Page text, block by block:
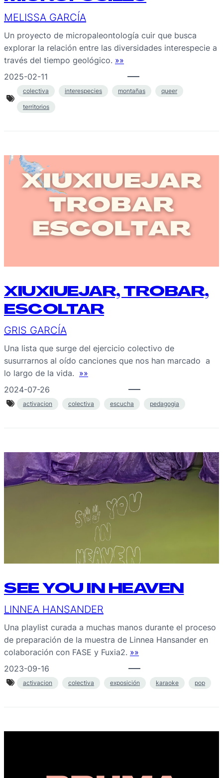
MELISSA GARCÍA
Un proyecto de micropaleontología cuir que busca
explorar la relación entre las diversidades interespecie a
través del tiempo geológico. »»
2025-02-11
colectiva interespecies montañas queer
territorios
XIUXIUEJAR, TROBAR,
ESCOLTAR
GRIS GARCÍA
Una lista que surge del ejercicio colectivo de
susurrarnos al oído canciones que nos han marcado a
lo largo de la vida. »»
2024-07-26
activacion colectiva escucha pedagogia
SEE YOU IN HEAVEN
LINNEA HANSANDER
Una playlist curada a muchas manos durante el proceso
de preparación de la muestra de Linnea Hansander en
colaboración con FASE y Fuxia2. »»
2023-09-16
activacion colectiva exposición karaoke pop